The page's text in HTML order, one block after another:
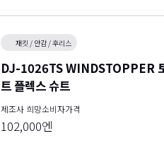
재킷 / 안감 / 후리스
DJ-1026TS WINDSTOPPER
트 플렉스 슈트
제조사 희망소비자가격
102,000엔